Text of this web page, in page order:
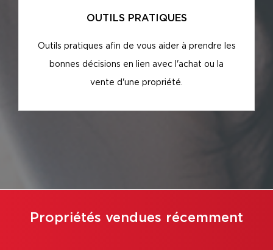
OUTILS PRATIQUES
Outils pratiques afin de vous aider à prendre les
bonnes décisions en lien avec l'achat ou la
vente d'une propriété.
Propriétés vendues récemment